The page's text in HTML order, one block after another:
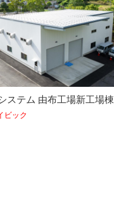
ステム 由布工場新工場棟
ビック